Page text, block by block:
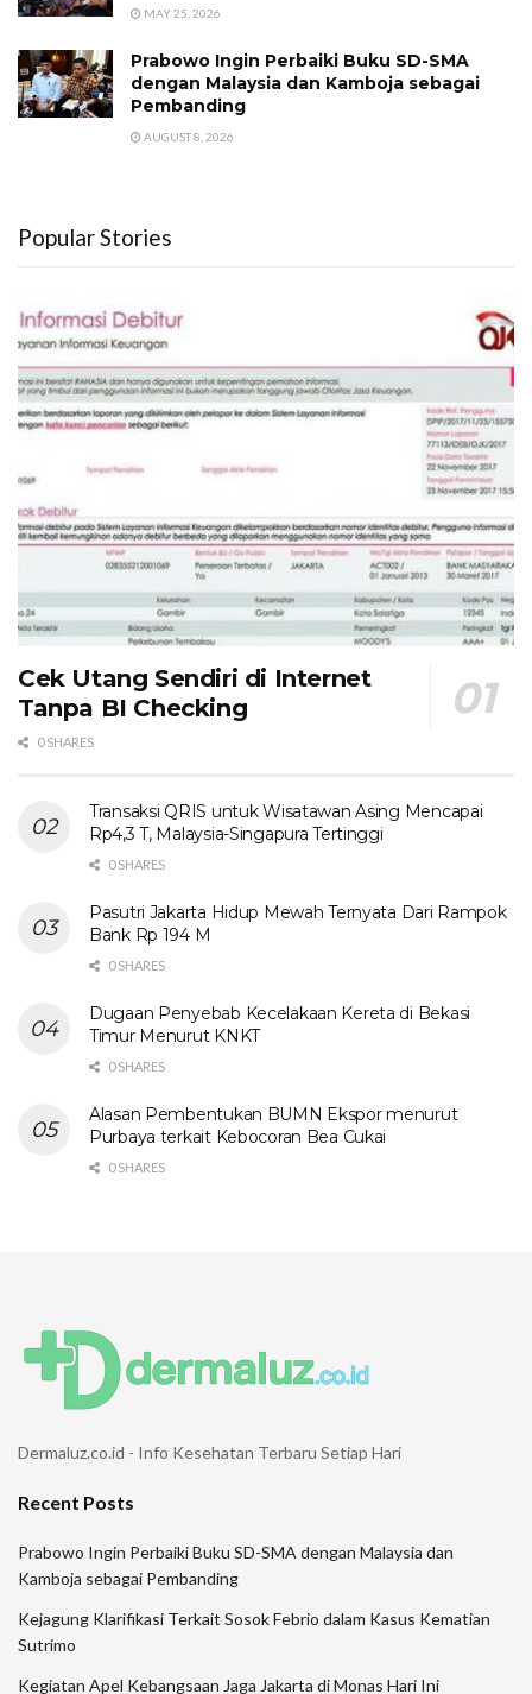
MAY 25, 2026
Prabowo Ingin Perbaiki Buku SD-SMA
dengan Malaysia dan Kamboja sebagai
Pembanding
AUGUST 8, 2026
Popular Stories
Cek Utang Sendiri di Internet
Tanpa BI Checking
0 SHARES
Transaksi QRIS untuk Wisatawan Asing Mencapai
Rp4,3 T, Malaysia-Singapura Tertinggi
0 SHARES
Pasutri Jakarta Hidup Mewah Ternyata Dari Rampok
Bank Rp 194 M
0 SHARES
Dugaan Penyebab Kecelakaan Kereta di Bekasi
Timur Menurut KNKT
0 SHARES
Alasan Pembentukan BUMN Ekspor menurut
Purbaya terkait Kebocoran Bea Cukai
0 SHARES
Dermaluz.co.id - Info Kesehatan Terbaru Setiap Hari
Recent Posts
Prabowo Ingin Perbaiki Buku SD-SMA dengan Malaysia dan
Kamboja sebagai Pembanding
Kejagung Klarifikasi Terkait Sosok Febrio dalam Kasus Kematian
Sutrimo
Kegiatan Apel Kebangsaan Jaga Jakarta di Monas Hari Ini